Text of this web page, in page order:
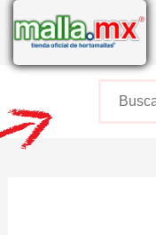
contenido